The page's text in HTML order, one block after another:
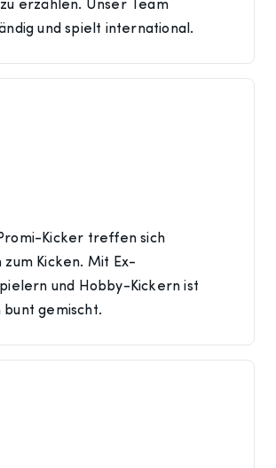
erzählen. Unser Team
und spielt international.
Kicker treffen sich
Kicken. Mit Ex-
und Hobby-Kickern ist
bunt gemischt.